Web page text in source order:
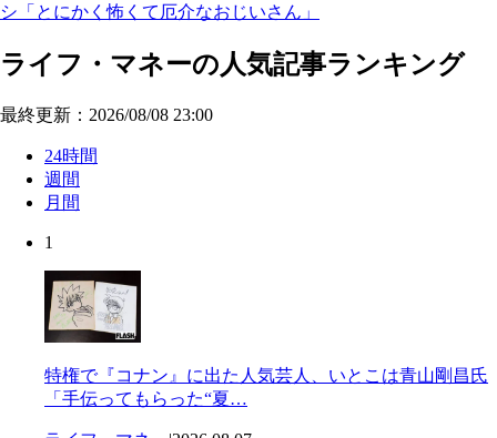
シ「とにかく怖くて厄介なおじいさん」
ライフ・マネーの人気記事ランキング
最終更新：2026/08/08 23:00
24時間
週間
月間
1
特権で『コナン』に出た人気芸人、いとこは青山剛昌氏
「手伝ってもらった“夏…